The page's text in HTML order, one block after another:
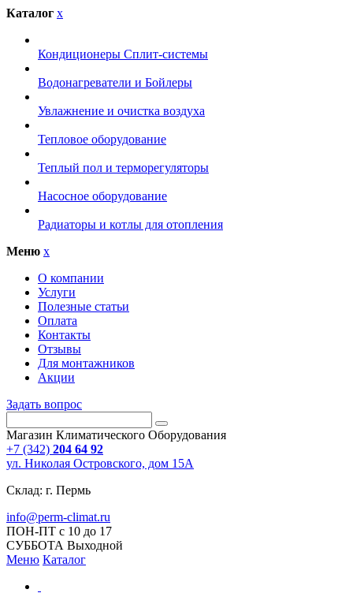
Каталог x
Кондиционеры Сплит-системы
Водонагреватели и Бойлеры
Увлажнение и очистка воздуха
Тепловое оборудование
Теплый пол и терморегуляторы
Насосное оборудование
Радиаторы и котлы для отопления
Меню x
О компании
Услуги
Полезные статьи
Оплата
Контакты
Отзывы
Для монтажников
Акции
Задать вопрос
Магазин Климатического Оборудования
+7 (342) 204 64 92
ул. Николая Островского, дом 15А
Склад: г. Пермь
info@perm-climat.ru
ПОН-ПТ с 10 до 17
СУББОТА Выходной
Меню Каталог